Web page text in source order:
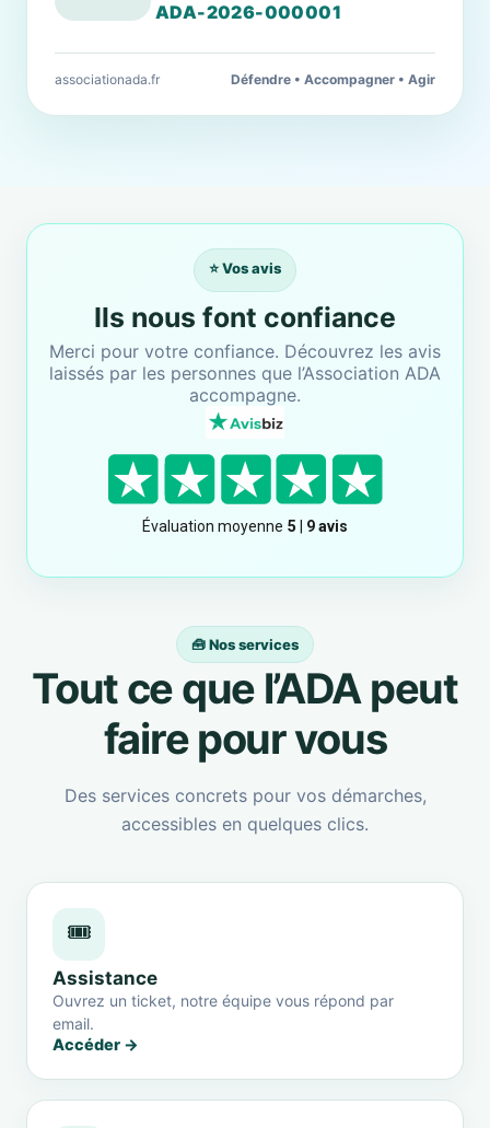
ADA-2026-000001
associationada.fr Défendre • Accompagner • Agir
⭐ Vos avis
Ils nous font confiance
Merci pour votre confiance. Découvrez les avis
laissés par les personnes que l’Association ADA
accompagne.
🧰 Nos services
Tout ce que l’ADA peut
faire pour vous
Des services concrets pour vos démarches,
accessibles en quelques clics.
🎟️
Assistance
Ouvrez un ticket, notre équipe vous répond par
email.
Accéder →